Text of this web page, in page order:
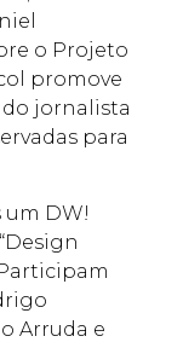
o Projeto
promove
jornalista
para
um DW!
Arruda e